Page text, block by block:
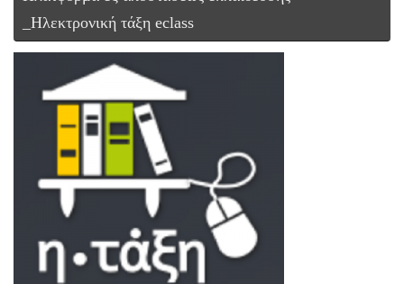
_Ηλεκτρονική τάξη eclass